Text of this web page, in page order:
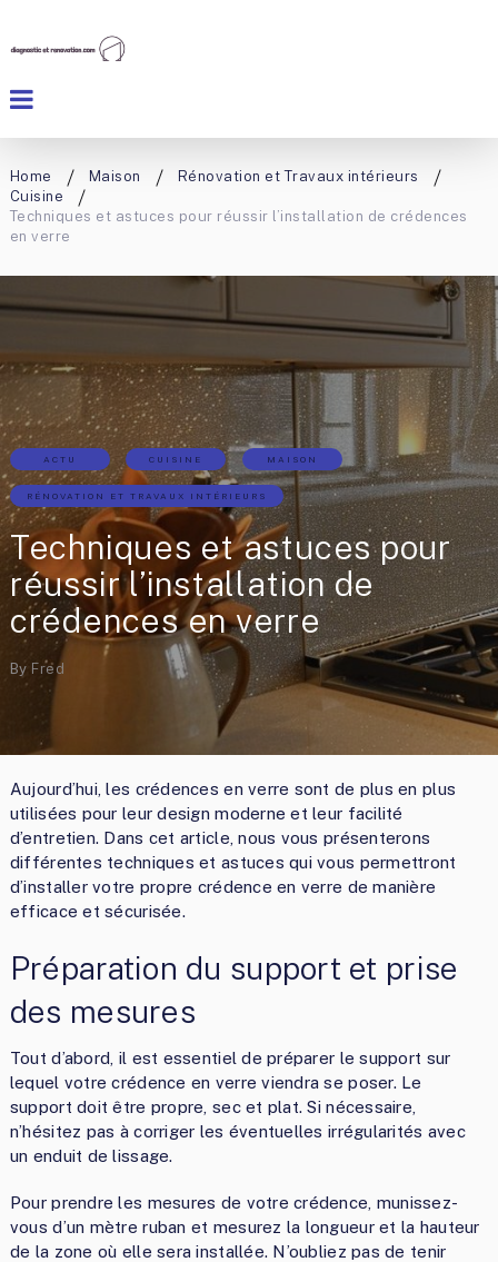
Home Maison
Rénovation et Travaux intérieurs
Cuisine
Techniques et astuces pour réussir l’installation de crédences
en verre
ACTU CUISINE MAISON
RÉNOVATION ET TRAVAUX INTÉRIEURS
Techniques et astuces pour
réussir l’installation de
crédences en verre
By Fred
Aujourd’hui, les crédences en verre sont de plus en plus
utilisées pour leur design moderne et leur facilité
d’entretien. Dans cet article, nous vous présenterons
différentes techniques et astuces qui vous permettront
d’installer votre propre crédence en verre de manière
efficace et sécurisée.
Préparation du support et prise
des mesures
Tout d’abord, il est essentiel de préparer le support sur
lequel votre crédence en verre viendra se poser. Le
support doit être propre, sec et plat. Si nécessaire,
n’hésitez pas à corriger les éventuelles irrégularités avec
un enduit de lissage.
Pour prendre les mesures de votre crédence, munissez-
vous d’un mètre ruban et mesurez la longueur et la hauteur
de la zone où elle sera installée. N’oubliez pas de tenir